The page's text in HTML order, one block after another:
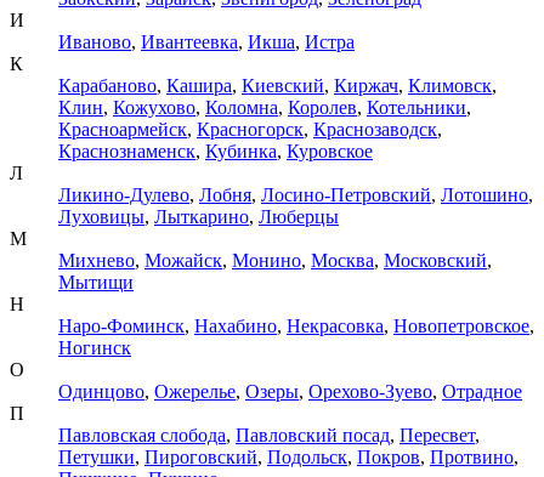
И
Иваново, Ивантеевка, Икша, Истра
К
Карабаново, Кашира, Киевский, Киржач, Климовск,
Клин, Кожухово, Коломна, Королев, Котельники,
Красноармейск, Красногорск, Краснозаводск,
Краснознаменск, Кубинка, Куровское
Л
Ликино-Дулево, Лобня, Лосино-Петровский, Лотошино,
Луховицы, Лыткарино, Люберцы
М
Михнево, Можайск, Монино, Москва, Московский,
Мытищи
Н
Наро-Фоминск, Нахабино, Некрасовка, Новопетровское,
Ногинск
О
Одинцово, Ожерелье, Озеры, Орехово-Зуево, Отрадное
П
Павловская слобода, Павловский посад, Пересвет,
Петушки, Пироговский, Подольск, Покров, Протвино,